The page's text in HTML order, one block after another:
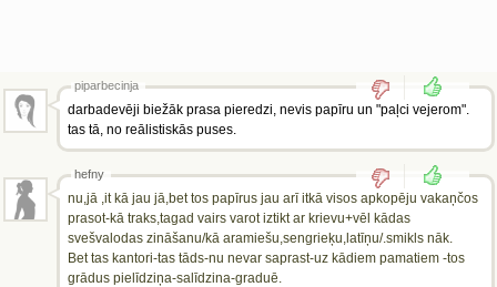
piparbecinja
darbadevēji biežāk prasa pieredzi, nevis papīru un "paļci vejerom".
tas tā, no reālistiskās puses.
hefny
nu,jā ,it kā jau jā,bet tos papīrus jau arī itkā visos apkopēju vakaņčos
prasot-kā traks,tagad vairs varot iztikt ar krievu+vēl kādas
svešvalodas zināšanu/kā aramiešu,sengrieķu,latīņu/.smikls nāk.
Bet tas kantori-tas tāds-nu nevar saprast-uz kādiem pamatiem -tos
grādus pielīdziņa-salīdzina-graduē.